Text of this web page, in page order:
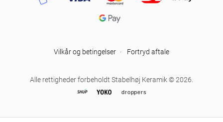
Vilkår og betingelser · Fortryd aftale
Alle rettigheder forbeholdt Stabelhøj Keramik © 2026.
droppers